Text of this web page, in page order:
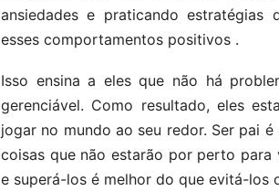
ansiedades e praticando estratégias
esses comportamentos positivos .
Isso ensina a eles que não há
gerenciável. Como resultado, eles
jogar no mundo ao seu redor. Ser pai
coisas que não estarão por perto para
e superá-los é melhor do que evitá-los